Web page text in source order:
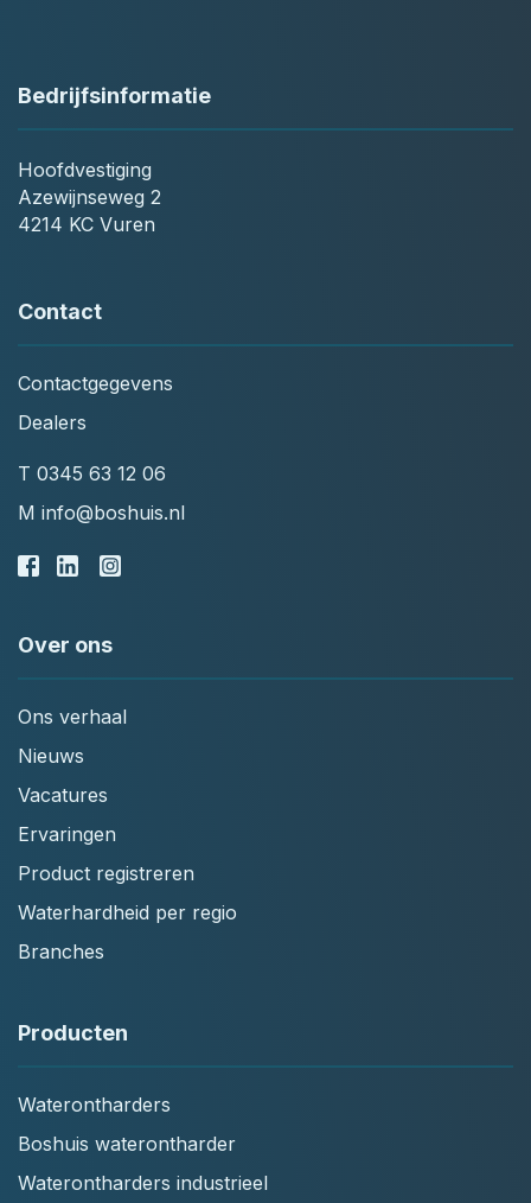
Bedrijfsinformatie
Hoofdvestiging
Azewijnseweg 2
4214 KC Vuren
Contact
Contactgegevens
Dealers
T 0345 63 12 06
M info@boshuis.nl
Over ons
Ons verhaal
Nieuws
Vacatures
Ervaringen
Product registreren
Waterhardheid per regio
Branches
Producten
Waterontharders
Boshuis waterontharder
Waterontharders industrieel